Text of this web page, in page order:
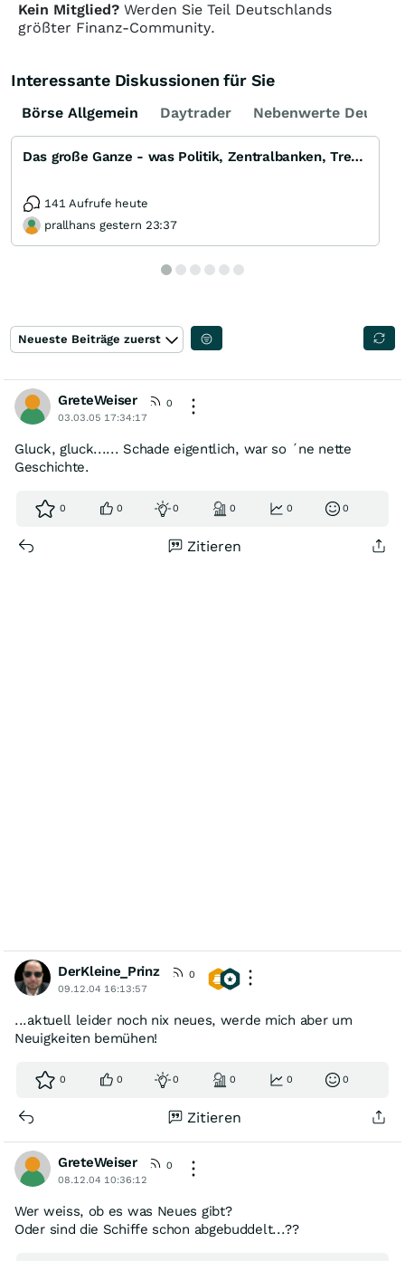
Kein Mitglied? Werden Sie Teil Deutschlands
größter Finanz-Community.
Interessante Diskussionen für Sie
Börse Allgemein Daytrader Nebenwerte
Das große Ganze - was Politik, Zentralbanken, Trends, Medien und Gesellschaft mit Aktien, Rohstoffen
141 Aufrufe heute
prallhans gestern 23:37
Neueste Beiträge zuerst
GreteWeiser
0
03.03.05 17:34:17
Gluck, gluck...... Schade eigentlich, war so ´ne nette
Geschichte.
0 0 0 0 0 0
Zitieren
DerKleine_Prinz
0
09.12.04 16:13:57
...aktuell leider noch nix neues, werde mich aber um
Neuigkeiten bemühen!
0 0 0 0 0 0
Zitieren
GreteWeiser
0
08.12.04 10:36:12
Wer weiss, ob es was Neues gibt?
Oder sind die Schiffe schon abgebuddelt...??